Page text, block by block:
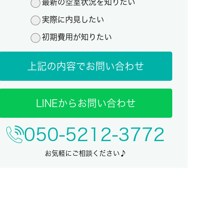
最新の空室状況を知りたい
実際に内見したい
初期費用が知りたい
上記の内容でお問い合わせ
LINEからお問い合わせ
050-5212-3772
お気軽にご相談ください♪